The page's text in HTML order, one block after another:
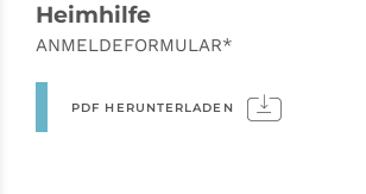
Heimhilfe
ANMELDEFORMULAR*
PDF HERUNTERLADEN